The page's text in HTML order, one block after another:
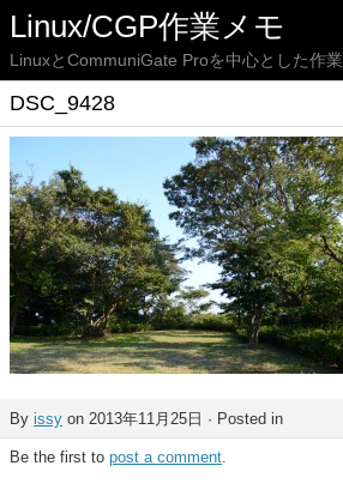
Linux/CGP作業メモ
LinuxとCommuniGate Proを中心とした作
DSC_9428
By issy on 2013年11月25日 · Posted in
Be the first to post a comment.